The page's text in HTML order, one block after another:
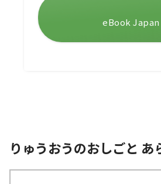
eBook Japan
りゅうおうのおしごと あ